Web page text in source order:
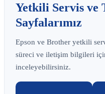
Yetkili Servis ve
Sayfalarımız
Epson ve Brother yetkili
süreci ve iletişim bilgileri
inceleyebilirsiniz.